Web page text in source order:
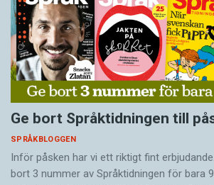
Ge bort Språktidningen till
SPRÅKBLOGGEN
Inför påsken har vi ett riktigt fint
bort 3 nummer av Språktidningen för bara